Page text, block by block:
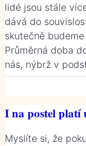
lidé jsou stále
dává do
skutečně
Průměrná doba
nás, nýbrž v
I na postel
Myslíte si, že